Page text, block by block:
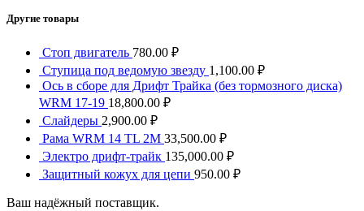
Другие товары
Стоп двигатель 780.00 ₽
Ступица под ведомую звезду 1,100.00 ₽
Ось в сборе для Дрифт Трайка (без тормозного диска)
WRM 17-19 18,800.00 ₽
Слайдеры 2,900.00 ₽
Рама WRM 14 TL 2M 33,500.00 ₽
Электро дрифт-трайк 135,000.00 ₽
Защитный кожух для цепи 950.00 ₽
Ваш надёжный поставщик.